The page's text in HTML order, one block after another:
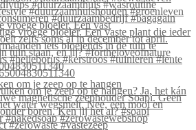
vroege bloeier. Een vast
om je zeep op te hangen